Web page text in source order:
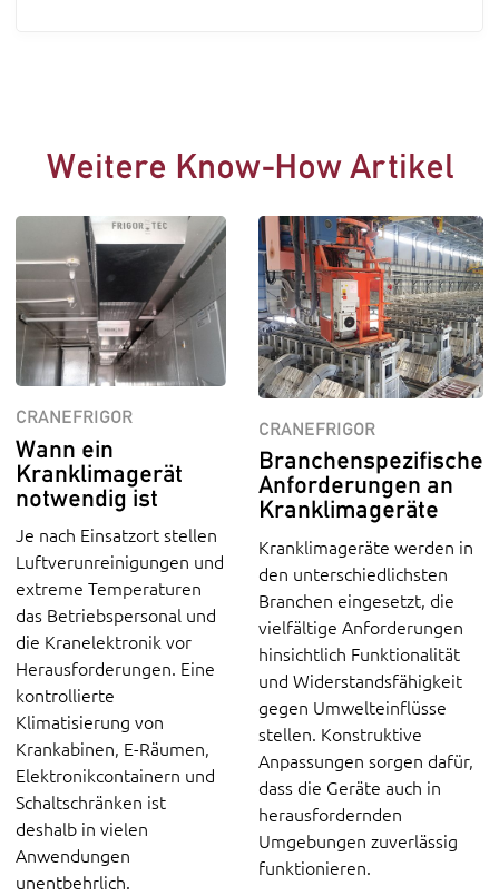
Weitere Know-How Artikel
CRANEFRIGOR
Wann ein
Kranklimagerät
notwendig ist
Je nach Einsatzort stellen
Luftverunreinigungen und
extreme Temperaturen
das Betriebspersonal und
die Kranelektronik vor
Herausforderungen. Eine
kontrollierte
Klimatisierung von
Krankabinen, E-Räumen,
Elektronikcontainern und
Schaltschränken ist
deshalb in vielen
Anwendungen
unentbehrlich.
CRANEFRIGOR
Branchenspezifische
Anforderungen an
Kranklimageräte
Kranklimageräte werden in
den unterschiedlichsten
Branchen eingesetzt, die
vielfältige Anforderungen
hinsichtlich Funktionalität
und Widerstandsfähigkeit
gegen Umwelteinflüsse
stellen. Konstruktive
Anpassungen sorgen dafür,
dass die Geräte auch in
herausfordernden
Umgebungen zuverlässig
funktionieren.